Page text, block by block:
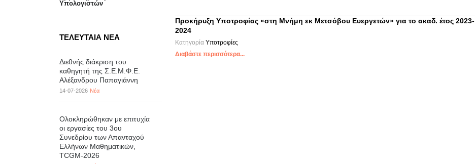
Προκήρυξη Υποτροφίας «στη Μνήμη εκ Μετσόβου Ευεργετών» για το ακαδ. έτος 2023-
2024
Κατηγορία Υποτροφίες
Διαβάστε περισσότερα...
Υπολογιστών
ΤΕΛΕΥΤΑΙΑ ΝΕΑ
Διεθνής διάκριση του
καθηγητή της Σ.Ε.Μ.Φ.Ε.
Αλέξανδρου Παπαγιάννη
14-07-2026 Νέα
Ολοκληρώθηκαν με επιτυχία
οι εργασίες του 3ου
Συνεδρίου των Απανταχού
Ελλήνων Μαθηματικών,
TCGM-2026